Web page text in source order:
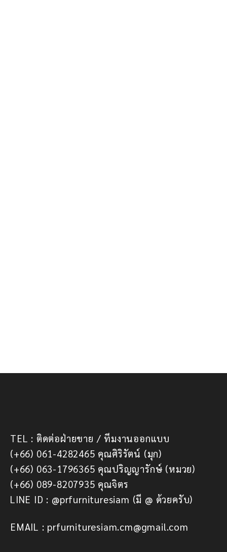
TEL : ติดต่อฝ่ายขาย / ทีมงานออกแบบ
(+66) 061-4282465 คุณศิริรัตน์ (มุก)
(+66) 063-1796365 คุณปริญญารักษ์ (หมวย)
(+66) 089-8207935 คุณจิตร
LINE ID : @prfurnituresiam (มี @ ด้วยครับ)
EMAIL : prfurnituresiam.cm@gmail.com